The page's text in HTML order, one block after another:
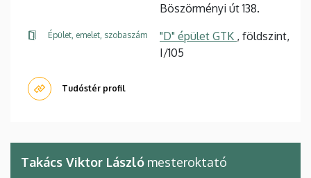
Böszörményi út 138.
Épület, emelet, szobaszám "D" épület GTK , földszint,
I/105
Tudóstér profil
Takács Viktor László mesteroktató